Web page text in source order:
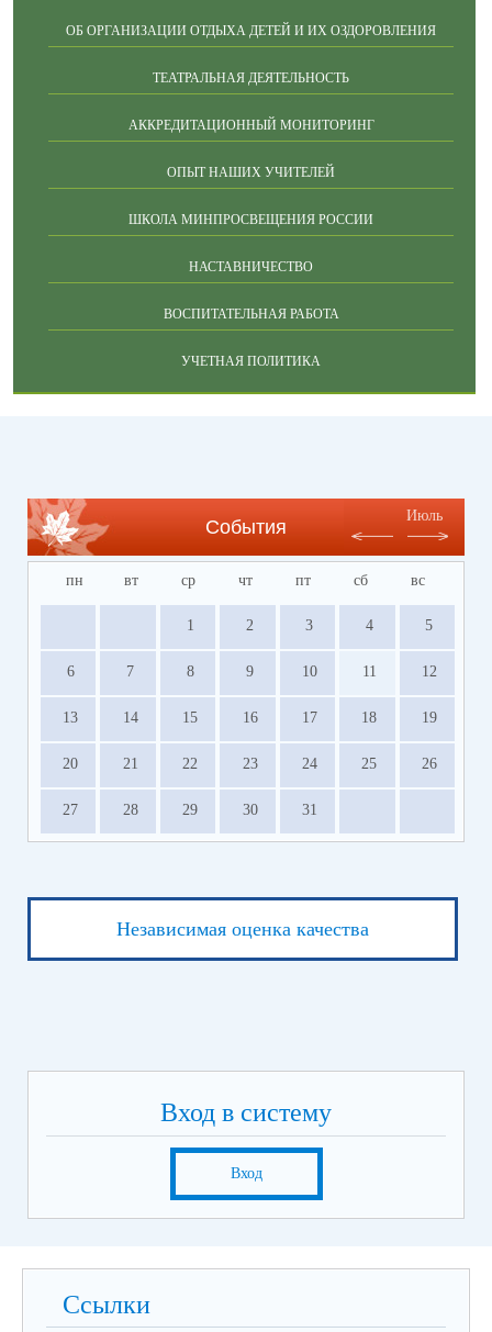
ОБ ОРГАНИЗАЦИИ ОТДЫХА ДЕТЕЙ И ИХ ОЗДОРОВЛЕНИЯ
ТЕАТРАЛЬНАЯ ДЕЯТЕЛЬНОСТЬ
АККРЕДИТАЦИОННЫЙ МОНИТОРИНГ
ОПЫТ НАШИХ УЧИТЕЛЕЙ
ШКОЛА МИНПРОСВЕЩЕНИЯ РОССИИ
НАСТАВНИЧЕСТВО
ВОСПИТАТЕЛЬНАЯ РАБОТА
УЧЕТНАЯ ПОЛИТИКА
События
Июль
пн вт ср чт пт сб вс
1 2 3 4 5
6 7 8 9 10 11 12
13 14 15 16 17 18 19
20 21 22 23 24 25 26
27 28 29 30 31
Независимая оценка качества
Вход в систему
Вход
Ссылки